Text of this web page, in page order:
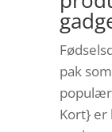
pak
Kort} er